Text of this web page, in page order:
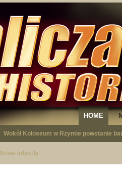
HOME
Wokół Koloseum w Rzymie powstanie
Nowe artykuły